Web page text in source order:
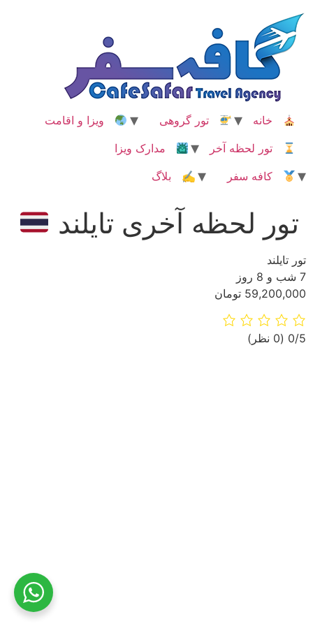
محتوا
خانه تور گروهی
ویزا و اقامت
تور لحظه آخر
مدارک ویزا
کافه سفر
✍ بلاگ
تور لحظه آخری تایلند
تور تایلند
7 شب و 8 روز
59,200,000 تومان
‫0/5 ‫(0 نظر)